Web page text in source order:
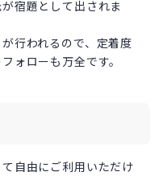
宿題として出されま
行われるので、定着度
ォローも万全です。
自由にご利用いただけ